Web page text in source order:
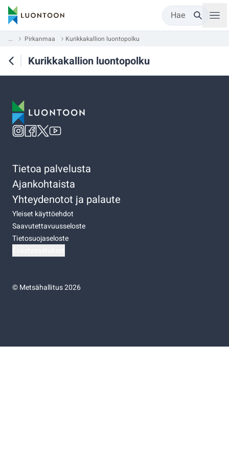
Hae
... Pirkanmaa Kurikkakallion luontopolku
Kurikkakallion luontopolku
Tietoa palvelusta
Ajankohtaista
Yhteydenotot ja palaute
Yleiset käyttöehdot
Saavutettavuusseloste
Tietosuojaseloste
©Metsähallitus 2026